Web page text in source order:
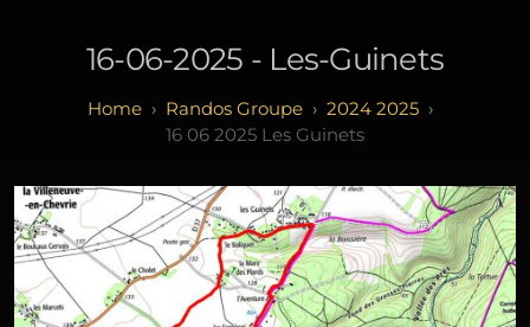
16-06-2025 - Les-Guinets
Randos Groupe
2024 2025
16 06 2025 Les Guinets